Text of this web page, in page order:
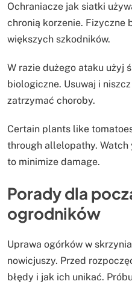
Ochraniacze jak siatki
chronią korzenie. Fizyczne
większych szkodników.
W razie dużego ataku użyj
biologiczne. Usuwaj i
zatrzymać choroby.
Certain plants like
through allelopathy.
to minimize damage.
Porady dla
ogrodników
Uprawa ogórków w
nowicjuszy. Przed
błędy i jak ich unikać.